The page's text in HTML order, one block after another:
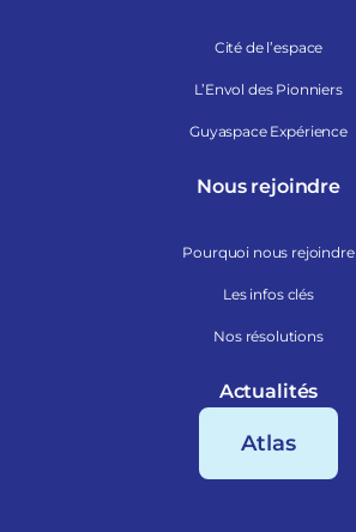
Cité de l’espace
L’Envol des Pionniers
Guyaspace Expérience
Nous rejoindre
Pourquoi nous rejoindre
Les infos clés
Nos résolutions
Actualités
Atlas